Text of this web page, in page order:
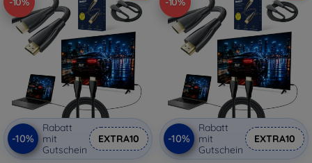
-10%
Rabatt
mit
Gutschein
EXTRA10 -10%
Rabatt
mit
Gutschein
EXTRA10